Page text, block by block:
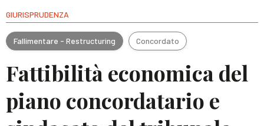
GIURISPRUDENZA
Fallimentare - Restructuring Concordato
Fattibilità economica del
piano concordatario e